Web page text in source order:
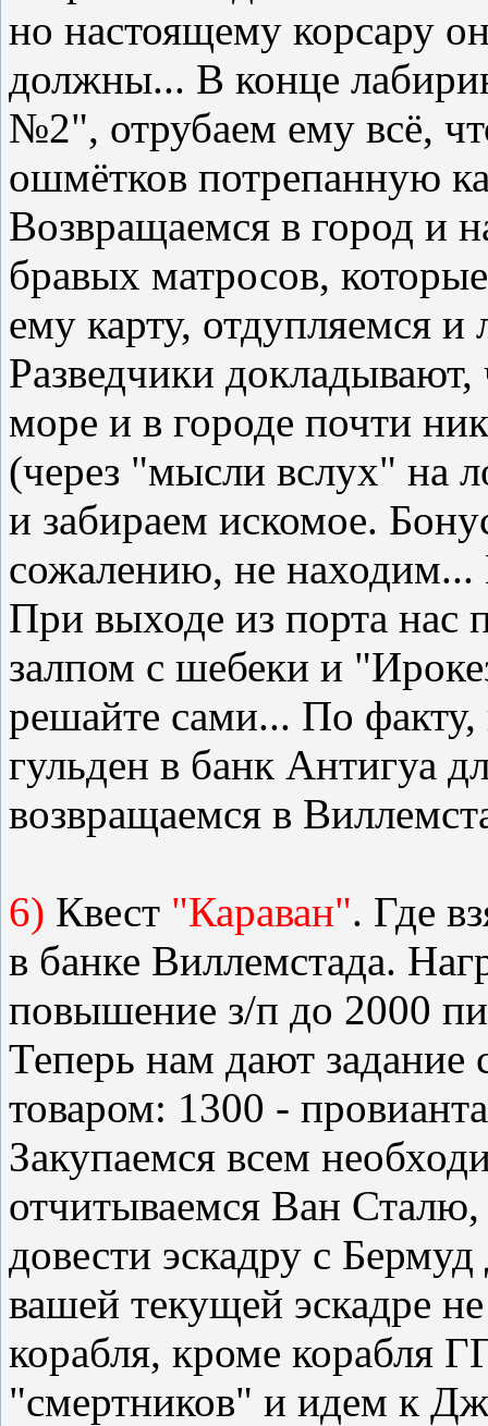
но настоящему корсару
должны... В конце
№2", отрубаем ему всё,
ошмётков потрепанную
Возвращаемся в город и
бравых матросов,
ему карту, отдупляемся
Разведчики
море и в городе почти
(через "мысли вслух" на
и забираем искомое.
сожалению, не находим...
При выходе из порта нас
залпом с шебеки и
решайте сами... По факту,
гульден в банк Антигуа
возвращаемся в
6) Квест "Караван". Где
в банке Виллемстада.
повышение з/п до 2000
Теперь нам дают
товаром: 1300 -
Закупаемся всем
отчитываемся Ван Сталю,
довести эскадру с
вашей текущей эскадре
корабля, кроме корабля
"смертников" и идем к